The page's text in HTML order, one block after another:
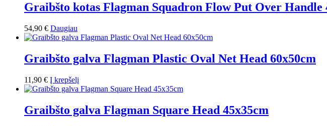
Graibšto kotas Flagman Squadron Flow Put Over Handle
54,90 € Daugiau
Graibšto galva Flagman Plastic Oval Net Head 60x50cm
11,90 € Į krepšelį
Graibšto galva Flagman Square Head 45x35cm